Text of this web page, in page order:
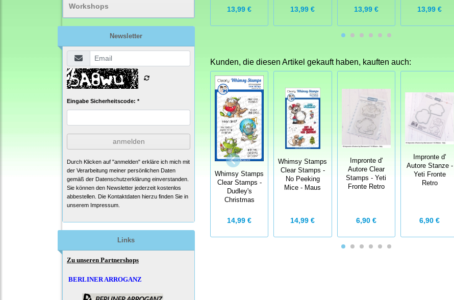
Workshops
Newsletter
Eingabe Sicherheitscode: *
anmelden
Durch Klicken auf "anmelden" erkläre ich mich mit
der Verarbeitung meiner persönlichen Daten
gemäß der Datenschutzerklärung einverstanden.
Sie können den Newsletter jederzeit kostenlos
abbestellen. Die Kontaktdaten hierzu finden Sie in
unserem Impressum.
Links
Zu unseren Partnershops
BERLINER ARROGANZ
13,99 € 13,99 € 13,99 € 13,99 €
Kunden, die diesen Artikel gekauft haben, kauften auch:
Whimsy Stamps
Clear Stamps -
Dudley's
Christmas
14,99 €
Whimsy Stamps
Clear Stamps -
No Peeking
Mice - Maus
14,99 €
Impronte d'
Autore Clear
Stamps - Yeti
Fronte Retro
6,90 €
Impronte d'
Autore Stanze -
Yeti Fronte
Retro
6,90 €